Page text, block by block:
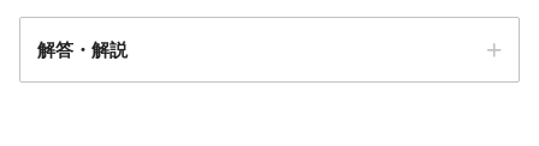
解答・解説